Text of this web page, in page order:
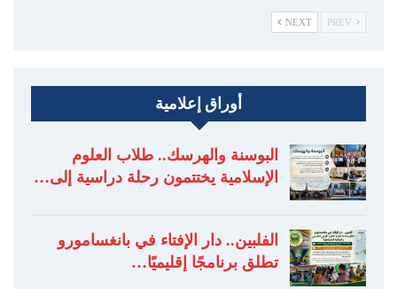
NEXT
أوراق إعلامية
البوسنة والهرسك.. طلاب العلوم
الإسلامية يختتمون رحلة دراسية إلى…
الفلبين.. دار الإفتاء في بانغسامورو
تطلق برنامجًا إقليميًا…